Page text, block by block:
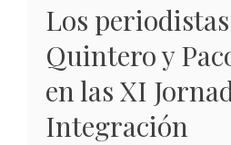
Los periodistas
Quintero y
en las XI
Integración